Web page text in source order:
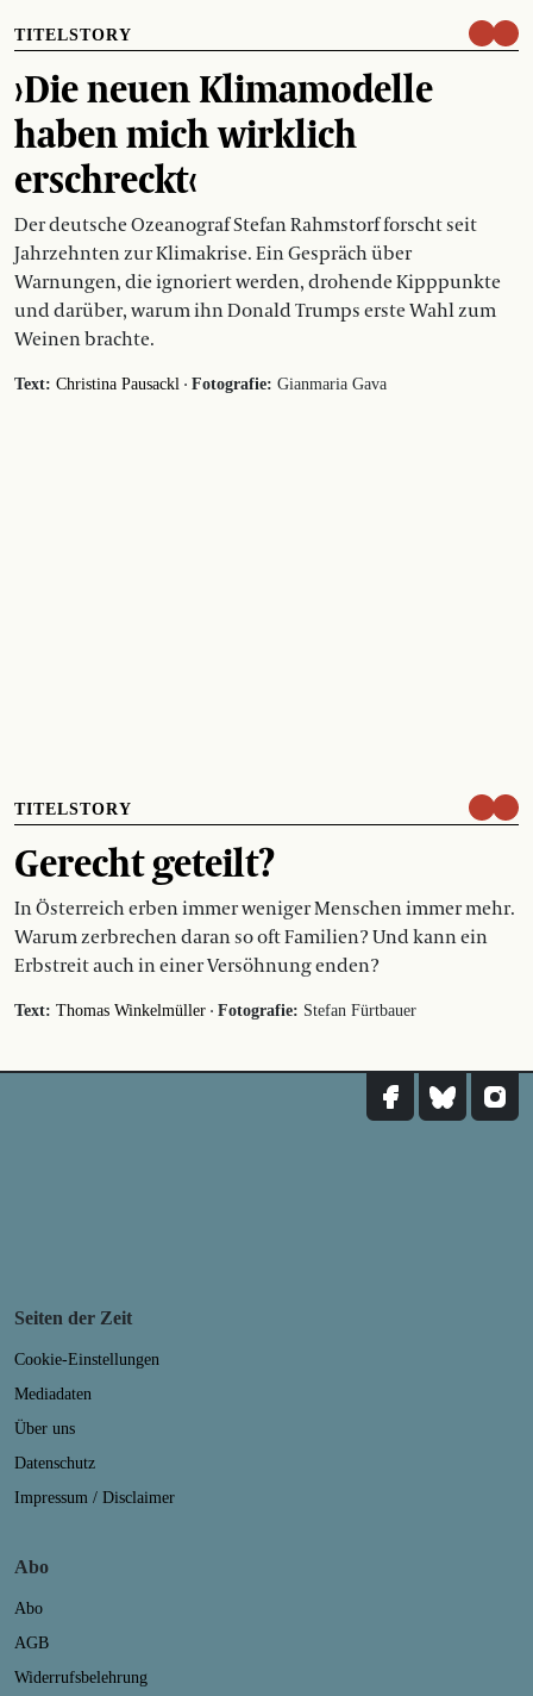
TITELSTORY
›Die neuen Klimamodelle
haben mich wirklich
erschreckt‹
Der deutsche Ozeanograf Stefan Rahmstorf forscht seit
Jahrzehnten zur Klimakrise. Ein Gespräch über
Warnungen, die ignoriert werden, drohende Kipppunkte
und darüber, warum ihn Donald Trumps erste Wahl zum
Weinen brachte.
Text: Christina Pausackl · Fotografie: Gianmaria Gava
TITELSTORY
Gerecht geteilt?
In Österreich erben immer weniger Menschen immer mehr.
Warum zerbrechen daran so oft Familien? Und kann ein
Erbstreit auch in einer Versöhnung enden?
Text: Thomas Winkelmüller · Fotografie: Stefan Fürtbauer
Seiten der Zeit
Cookie-Einstellungen
Mediadaten
Über uns
Datenschutz
Impressum / Disclaimer
Abo
Abo
AGB
Widerrufsbelehrung